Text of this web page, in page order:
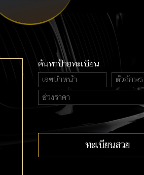
ค้นหาป้ายทะเบียน
ทะเบียนสวย